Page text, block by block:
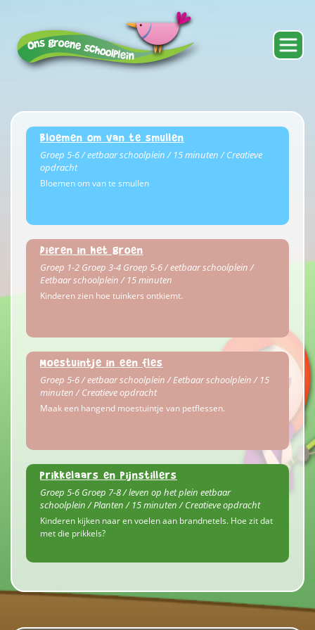
Bloemen om van te smullen
Groep 5-6 / eetbaar schoolplein / 15 minuten / Creatieve
opdracht
Bloemen om van te smullen
Dieren in het groen
Groep 1-2 Groep 3-4 Groep 5-6 / eetbaar schoolplein /
Eetbaar schoolplein / 15 minuten
Kinderen zien hoe tuinkers ontkiemt.
Moestuintje in een fles
Groep 5-6 / eetbaar schoolplein / Eetbaar schoolplein / 15
minuten / Creatieve opdracht
Maak een hangend moestuintje van petflessen.
Prikkelaars en pijnstillers
Groep 5-6 Groep 7-8 / leven op het plein eetbaar
schoolplein / Planten / 15 minuten / Creatieve opdracht
Kinderen kijken naar en voelen aan brandnetels. Hoe zit dat
met die prikkels?